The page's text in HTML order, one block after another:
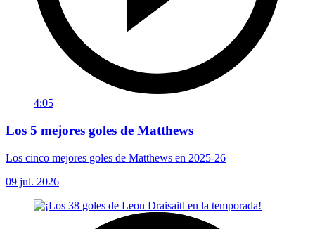
4:05
Los 5 mejores goles de Matthews
Los cinco mejores goles de Matthews en 2025-26
09 jul. 2026